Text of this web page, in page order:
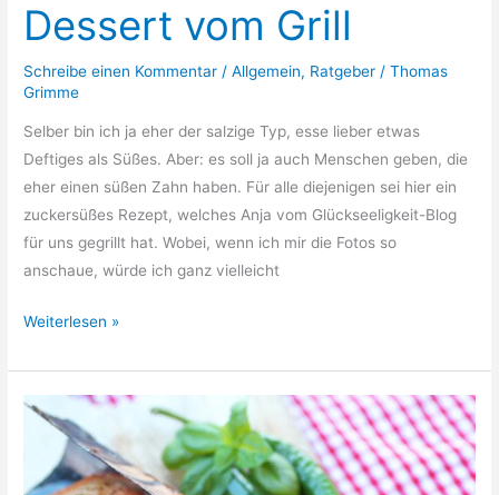
Dessert vom Grill
Schreibe einen Kommentar /Allgemein, Ratgeber /Thomas
Grimme
Selber bin ich ja eher der salzige Typ, esse lieber etwas
Deftiges als Süßes. Aber: es soll ja auch Menschen geben, die
eher einen süßen Zahn haben. Für alle diejenigen sei hier ein
zuckersüßes Rezept, welches Anja vom Glückseeligkeit-Blog
für uns gegrillt hat. Wobei, wenn ich mir die Fotos so
anschaue, würde ich ganz vielleicht
Grillrezept:
Dessert
vom
Weiterlesen »